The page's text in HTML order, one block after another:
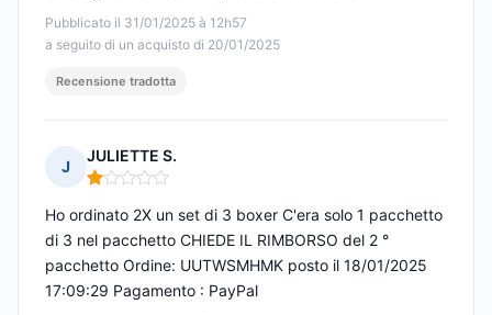
Pubblicato il 31/01/2025 à 12h57
a seguito di un acquisto di 20/01/2025
Recensione tradotta
J
JULIETTE S.
Nota: 1 su 5
Ho ordinato 2X un set di 3 boxer C'era solo 1 pacchetto
di 3 nel pacchetto CHIEDE IL RIMBORSO del 2 °
pacchetto Ordine: UUTWSMHMK posto il 18/01/2025
17:09:29 Pagamento : PayPal